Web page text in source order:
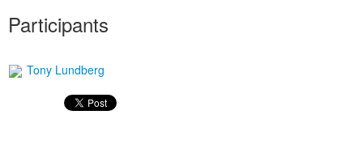
Participants
Tony Lundberg